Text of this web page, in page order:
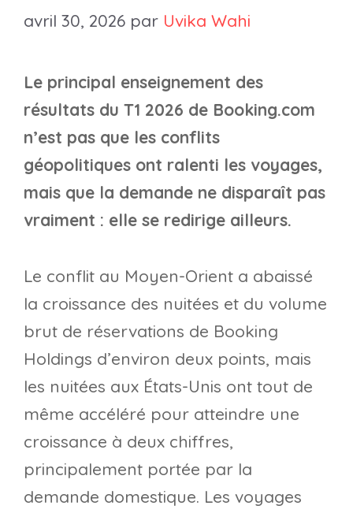
avril 30, 2026 par Uvika Wahi
Le principal enseignement des
résultats du T1 2026 de Booking.com
n’est pas que les conflits
géopolitiques ont ralenti les voyages,
mais que la demande ne disparaît pas
vraiment : elle se redirige ailleurs.
Le conflit au Moyen-Orient a abaissé
la croissance des nuitées et du volume
brut de réservations de Booking
Holdings d’environ deux points, mais
les nuitées aux États-Unis ont tout de
même accéléré pour atteindre une
croissance à deux chiffres,
principalement portée par la
demande domestique. Les voyages